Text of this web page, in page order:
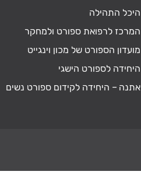
היכל התהילה
המרכז לרפואת ספורט ולמחקר
מועדון הספורט של מכון וינגייט
היחידה לספורט הישגי
אתנה – היחידה לקידום ספורט נשים